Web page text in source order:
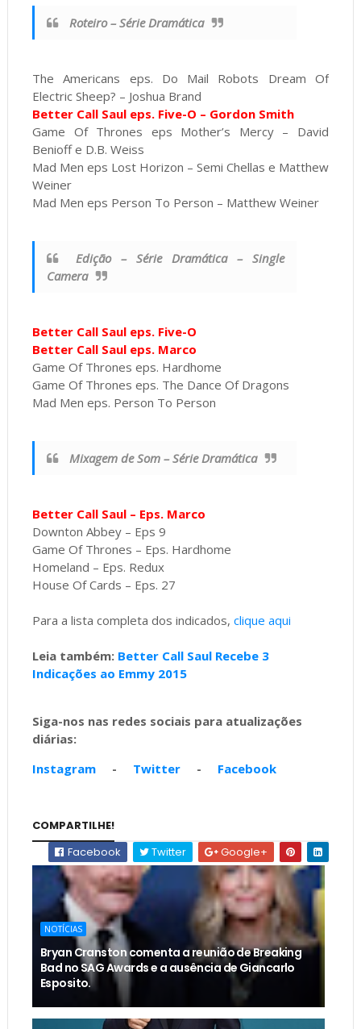
Roteiro – Série Dramática
The Americans eps. Do Mail Robots Dream Of
Electric Sheep? – Joshua Brand
Better Call Saul eps. Five-O – Gordon Smith
Game Of Thrones eps Mother’s Mercy – David
Benioff e D.B. Weiss
Mad Men eps Lost Horizon – Semi Chellas e Matthew
Weiner
Mad Men eps Person To Person – Matthew Weiner
Edição – Série Dramática – Single
Camera
Better Call Saul eps. Five-O
Better Call Saul eps. Marco
Game Of Thrones eps. Hardhome
Game Of Thrones eps. The Dance Of Dragons
Mad Men eps. Person To Person
Mixagem de Som – Série Dramática
Better Call Saul – Eps. Marco
Downton Abbey – Eps 9
Game Of Thrones – Eps. Hardhome
Homeland – Eps. Redux
House Of Cards – Eps. 27
Para a lista completa dos indicados, clique aqui
Leia também: Better Call Saul Recebe 3
Indicações ao Emmy 2015
Siga-nos nas redes sociais para atualizações
diárias:
Instagram- Twitter- Facebook
COMPARTILHE!
Facebook
Twitter Google+
NOTÍCIAS
Bryan Cranston comenta a reunião de Breaking
Bad no SAG Awards e a ausência de Giancarlo
Esposito.